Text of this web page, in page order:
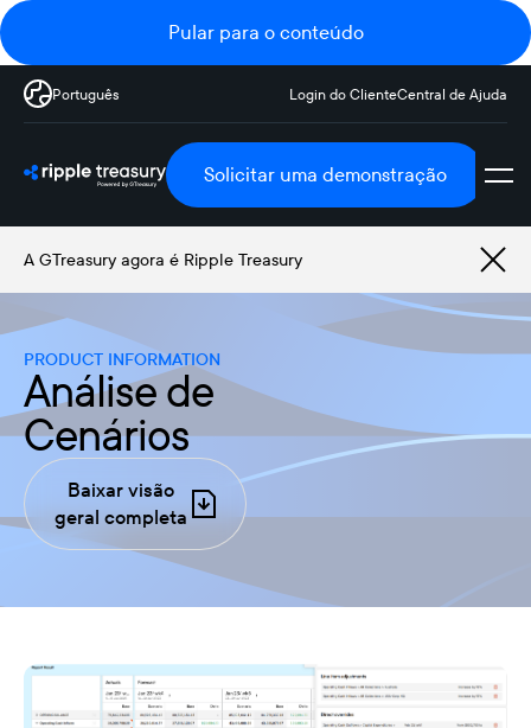
Pular para o conteúdo
Português Login do ClienteCentral de Ajuda
Solicitar uma demonstração
A GTreasury agora é Ripple Treasury
PRODUCT INFORMATION
Análise de
Cenários
Baixar visão
geral completa